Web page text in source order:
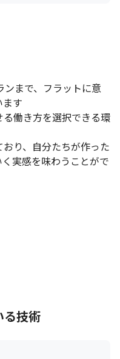
ンまで、フラットに意
す
る働き方を選択できる環
り、自分たちが作った
実感を味わうことがで
る技術